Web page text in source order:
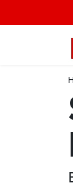
BİLİM-
Bingöl
Bingöl
Bingöl
Bingöl
Süper